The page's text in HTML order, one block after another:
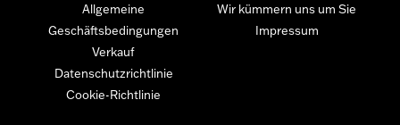
Allgemeine
Geschäftsbedingungen
Verkauf
Datenschutzrichtlinie
Cookie-Richtlinie
Wir kümmern uns um Sie
Impressum